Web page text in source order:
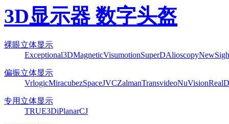
3D显示器 数字头盔
裸眼立体显示
Exceptional3DMagneticVisumotionSuperDAlioscopy
偏振立体显示
VrlogicMiracubezSpaceJVCZalmanTransvideoNuVisionRealD
专用立体显示
TRUE3DiPlanarCJ